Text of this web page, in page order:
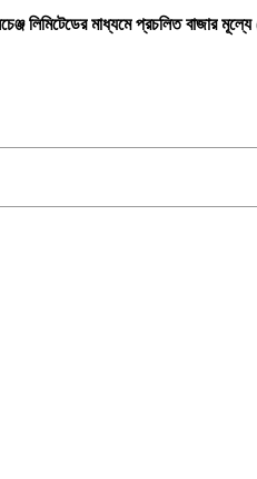
লিমিটেডের মাধ্যমে প্রচলিত বাজার